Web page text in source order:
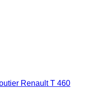
Renault T 460